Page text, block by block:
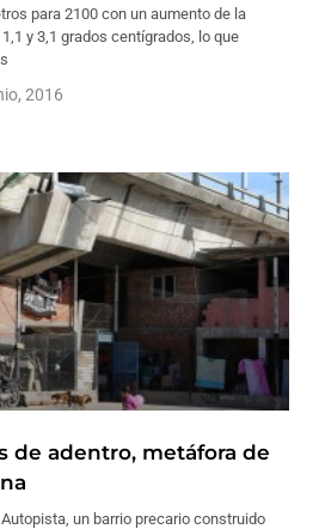
para 2100 con un aumento de la
y 3,1 grados centígrados, lo que
2016
de adentro, metáfora de
un barrio precario construido